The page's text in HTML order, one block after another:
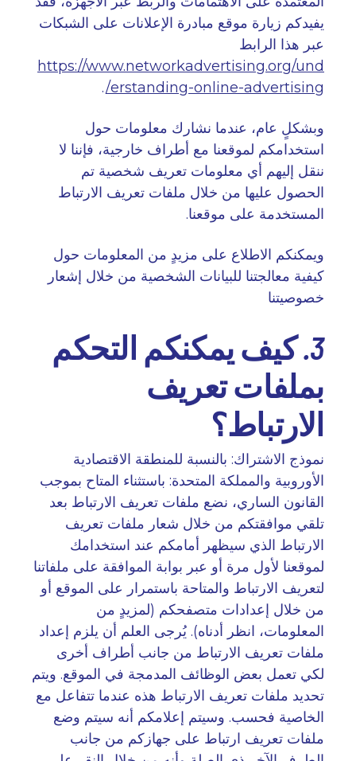
يفيدكم زيارة موقع مبادرة الإعلانات على الشبكات
عبر هذا الرابط
https://www.networkadvertising.org/und
erstanding-online-advertising/
.
وبشكلٍ عام، عندما نشارك معلومات حول
استخدامكم لموقعنا مع أطراف خارجية، فإننا لا
ننقل إليهم أي معلومات تعريف شخصية تم
الحصول عليها من خلال ملفات تعريف الارتباط
المستخدمة على موقعنا.
ويمكنكم الاطلاع على مزيدٍ من المعلومات حول
كيفية معالجتنا للبيانات الشخصية من خلال إشعار
خصوصيتنا
3. كيف يمكنكم التحكم
بملفات تعريف
الارتباط؟
نموذج الاشتراك: بالنسبة للمنطقة الاقتصادية
الأوروبية والمملكة المتحدة: باستثناء المتاح بموجب
القانون الساري، نضع ملفات تعريف الارتباط بعد
تلقي موافقتكم من خلال شعار ملفات تعريف
الارتباط الذي سيظهر أمامكم عند استخدامك
لموقعنا لأول مرة أو عبر بوابة الموافقة على ملفاتنا
لتعريف الارتباط والمتاحة باستمرار على الموقع أو
من خلال إعدادات متصفحكم (لمزيدٍ من
المعلومات، انظر أدناه). يُرجى العلم أن يلزم إعداد
ملفات تعريف الارتباط من جانب أطراف أخرى
لكي تعمل بعض الوظائف المدمجة في الموقع. ويتم
تحديد ملفات تعريف الارتباط هذه عندما تتفاعل مع
الخاصية فحسب. وسيتم إعلامكم أنه سيتم وضع
ملفات تعريف ارتباط على جهازكم من جانب